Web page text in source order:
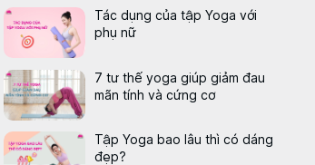
Tác dụng của tập Yoga với
phụ nữ
7 tư thế yoga giúp giảm đau
mãn tính và cứng cơ
Tập Yoga bao lâu thì có dáng
đẹp?